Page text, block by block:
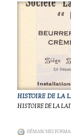
HISTOIRE DE LA
HISTOIRE DE LA
DÉMARCHES